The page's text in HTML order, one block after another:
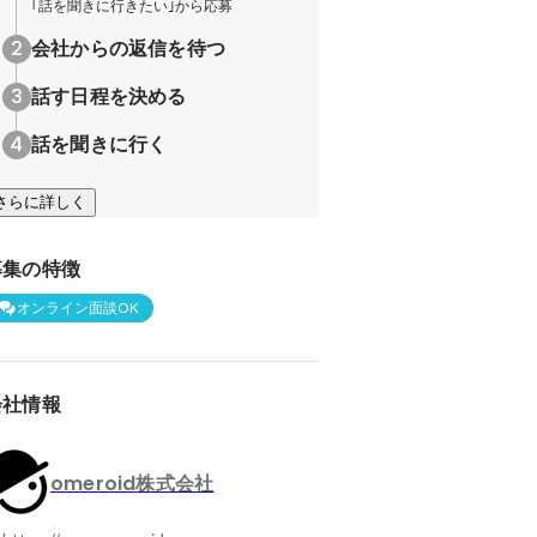
｢話を聞きに行きたい｣から応募
会社からの返信を待つ
話す日程を決める
話を聞きに行く
らに詳しく
の特徴
オンライン面談OK
情報
omeroid株式会社